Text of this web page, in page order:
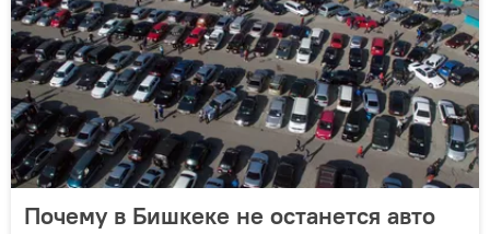
Почему в Бишкеке не останется авто